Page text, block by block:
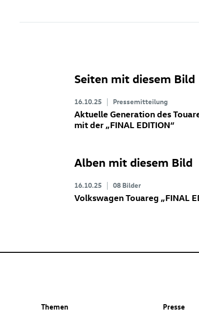
Seiten mit diesem Bild
16.10.25 Pressemitteilung
Aktuelle Generation des
mit der „FINAL EDITION“
Alben mit diesem Bild
16.10.25 08 Bilder
Volkswagen Touareg „FINAL
Themen Presse